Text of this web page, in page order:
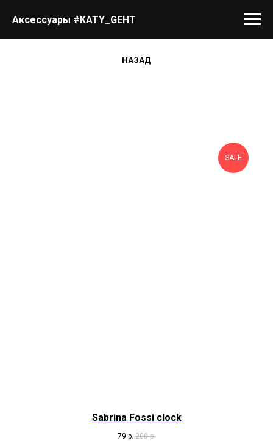
Аксессуары #KATY_GEHT
НАЗАД
SALE
Sabrina Fossi clock
79 р. 200 р.